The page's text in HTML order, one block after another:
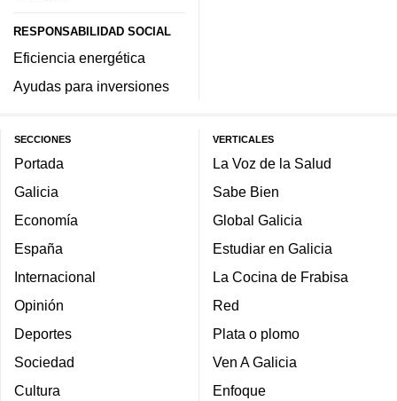
RESPONSABILIDAD SOCIAL
Eficiencia energética
Ayudas para inversiones
SECCIONES
Portada
Galicia
Economía
España
Internacional
Opinión
Deportes
Sociedad
Cultura
VERTICALES
La Voz de la Salud
Sabe Bien
Global Galicia
Estudiar en Galicia
La Cocina de Frabisa
Red
Plata o plomo
Ven A Galicia
Enfoque